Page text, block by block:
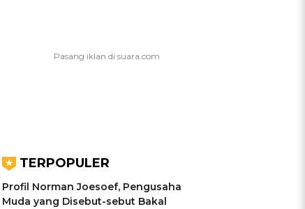
TERPOPULER
Profil Norman Joesoef, Pengusaha
Muda yang Disebut-sebut Bakal